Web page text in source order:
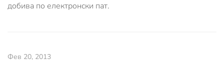
добива по електронски пат.
Фев 20, 2013